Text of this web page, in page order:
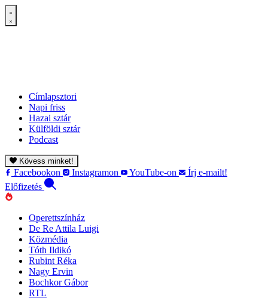
Címlapsztori
Napi friss
Hazai sztár
Külföldi sztár
Podcast
Kövess minket!
Facebookon Instagramon YouTube-on
Írj e-mailt!
Előfizetés
Operettszínház
De Re Attila Luigi
Közmédia
Tóth Ildikó
Rubint Réka
Nagy Ervin
Bochkor Gábor
RTL